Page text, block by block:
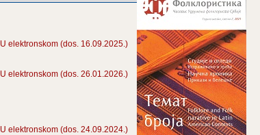
U elektronskom (dos. 16.09.2025.)
U elektronskom (dos. 26.01.2026.)
U elektronskom (dos. 24.09.2024.)